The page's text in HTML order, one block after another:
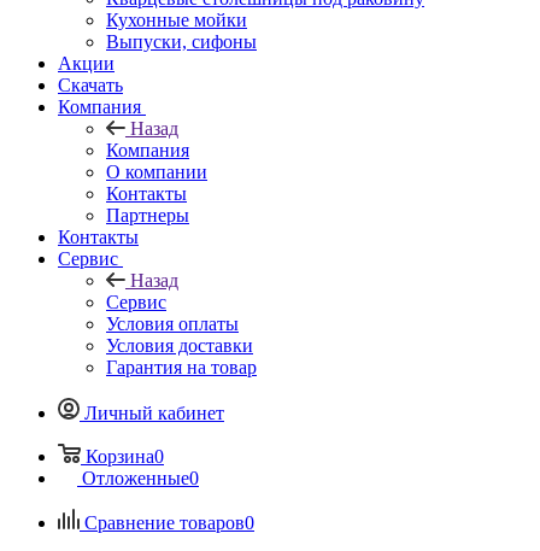
Кухонные мойки
Выпуски, сифоны
Акции
Скачать
Компания
Назад
Компания
О компании
Контакты
Партнеры
Контакты
Сервис
Назад
Сервис
Условия оплаты
Условия доставки
Гарантия на товар
Личный кабинет
Корзина0
Отложенные0
Сравнение товаров0